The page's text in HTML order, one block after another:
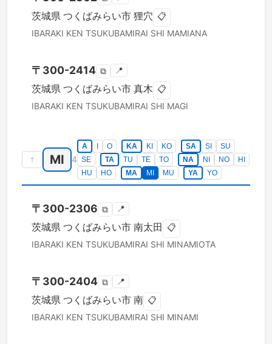
茨城県 つくばみらい市 狸穴 📋
IBARAKI KEN TSUKUBAMIRAI SHI MAMIANA
〒 300-2414 ⧉ 📍
茨城県 つくばみらい市 真木 📋
IBARAKI KEN TSUKUBAMIRAI SHI MAGI
↑ MI 4
A O KA KI KO SA SI
SU
SE
TA TU TE TO NA NI NO
HI
HU
HO MA MI MU YA YO
〒 300-2306 ⧉ 📍
茨城県 つくばみらい市 南太田 📋
IBARAKI KEN TSUKUBAMIRAI SHI MINAMIOTA
〒 300-2404 ⧉ 📍
茨城県 つくばみらい市 南 📋
IBARAKI KEN TSUKUBAMIRAI SHI MINAMI